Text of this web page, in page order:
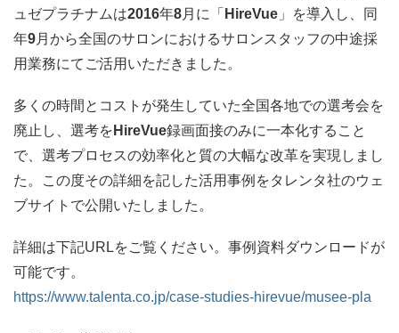
ュゼプラチナムは2016年8月に「 HireVue 」を導入し、同
年9月から全国のサロンにおけるサロンスタッフの中途採
用業務にてご活用いただきました。
多くの時間とコストが発生していた全国各地での選考会を
廃止し、選考を HireVue録画面接のみに一本化すること
で、選考プロセスの効率化と質の大幅な改革を実現しまし
た。この度その詳細を記した活用事例をタレンタ社のウェ
ブサイトで公開いたしました。
詳細は下記URLをご覧ください。事例資料ダウンロードが
可能です。
https://www.talenta.co.jp/case-studies-hirevue/musee-pla